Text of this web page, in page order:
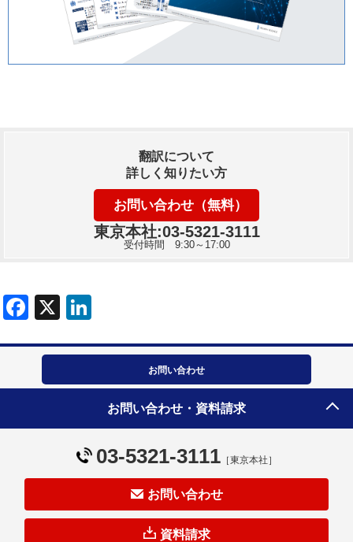
翻訳について
詳しく知りたい方
お問い合わせ（無料）
東京本社:03-5321-3111
受付時間 9:30～17:00
お問い合わせ・資料請求
03-5321-3111［東京本社］
お問い合わせ
資料請求
お問い合わせ
東京本社
サイトマップ
ISMS基本方針